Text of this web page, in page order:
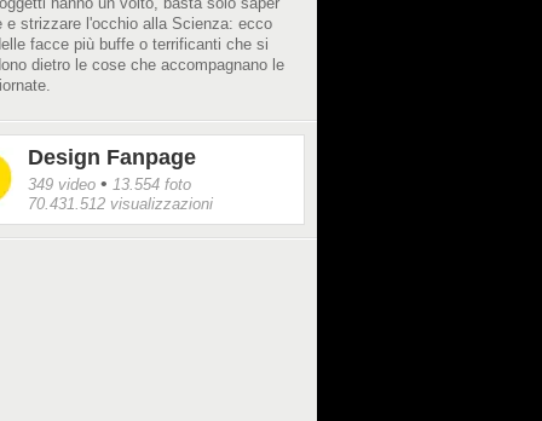
e strizzare l'occhio alla Scienza: ecco
facce più buffe o terrificanti che si
dietro le cose che accompagnano le
Design Fanpage
349 video • 13.554 foto
70.431.512 visualizzazioni